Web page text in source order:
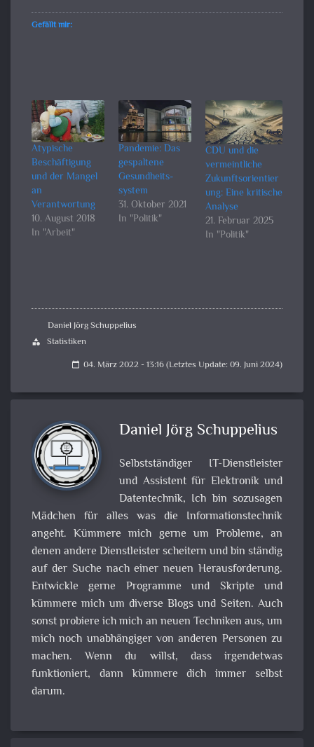
Gefällt mir:
Atypische
Beschäftigung
und der Mangel
an
Verantwortung
10. August 2018
In "Arbeit"
Pandemie: Das
gespaltene
Gesundheits­
system
31. Oktober 2021
In "Politik"
CDU und die
vermeintliche
Zukunftsorientier
ung: Eine kritische
Analyse
21. Februar 2025
In "Politik"
Daniel Jörg Schuppelius
category Statistiken
calendar_today 04. März 2022 - 13:16 (Letztes Update: 09. Juni 2024)
Daniel Jörg Schuppelius
Selbstständiger IT-Dienstleister
und Assistent für Elektronik und
Datentechnik, Ich bin sozusagen
Mädchen für alles was die Informationstechnik
angeht. Kümmere mich gerne um Probleme, an
denen andere Dienstleister scheitern und bin ständig
auf der Suche nach einer neuen Herausforderung.
Entwickle gerne Programme und Skripte und
kümmere mich um diverse Blogs und Seiten. Auch
sonst probiere ich mich an neuen Techniken aus, um
mich noch unabhängiger von anderen Personen zu
machen. Wenn du willst, dass irgendetwas
funktioniert, dann kümmere dich immer selbst
darum.